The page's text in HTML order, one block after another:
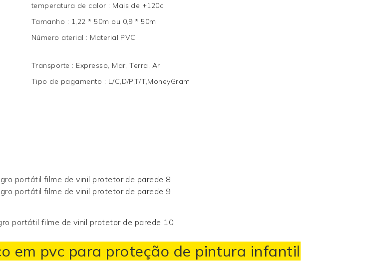
temperatura de calor : Mais de +120c
Tamanho : 1,22 * 50m ou 0,9 * 50m
Número aterial : Material PVC
Transporte : Expresso, Mar, Terra, Ar
Tipo de pagamento : L/C,D/P,T/T,MoneyGram
em pvc para proteção de pintura infantil